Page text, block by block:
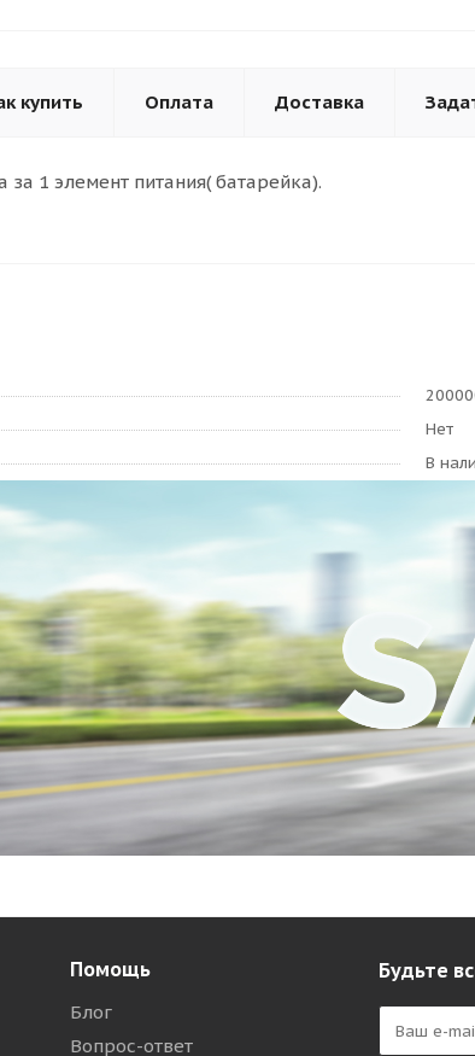
купить Оплата Доставка
за 1 элемент питания( батарейка).
Нет
В
Помощь
Блог
Вопрос-ответ
Будьте